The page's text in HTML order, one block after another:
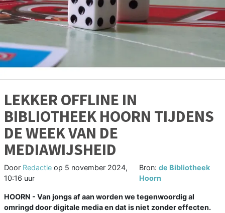
LEKKER OFFLINE IN
BIBLIOTHEEK HOORN TIJDENS
DE WEEK VAN DE
MEDIAWIJSHEID
Door Redactie op 5 november 2024,
10:16 uur
Bron:de Bibliotheek
Hoorn
HOORN - Van jongs af aan worden we tegenwoordig al
omringd door digitale media en dat is niet zonder effecten.